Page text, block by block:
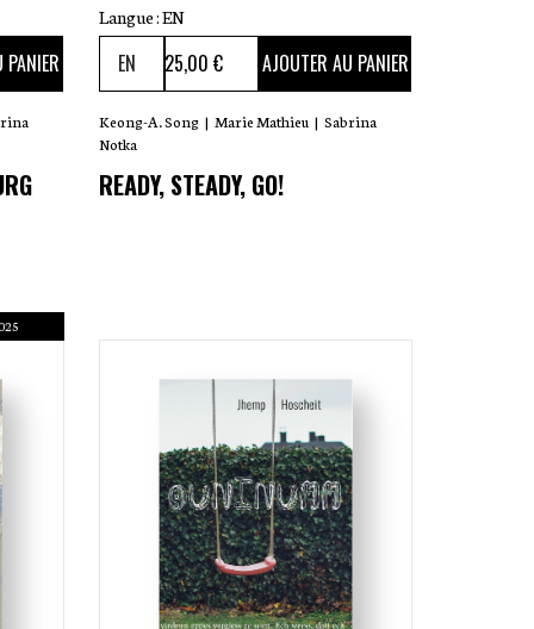
PANIER
Langue :EN
25,00 € AJOUTER AU PANIER
Keong-A. Song | Marie Mathieu | Sabrina
Notka
READY, STEADY, GO!